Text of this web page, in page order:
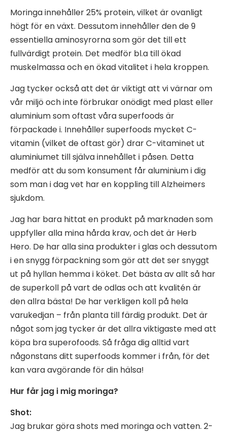
Moringa innehåller 25% protein, vilket är ovanligt
högt för en växt. Dessutom innehåller den de 9
essentiella aminosyrorna som gör det till ett
fullvärdigt protein. Det medför bl.a till ökad
muskelmassa och en ökad vitalitet i hela kroppen.
Jag tycker också att det är viktigt att vi värnar om
vår miljö och inte förbrukar onödigt med plast eller
aluminium som oftast våra superfoods är
förpackade i. Innehåller superfoods mycket C-
vitamin (vilket de oftast gör) drar C-vitaminet ut
aluminiumet till själva innehållet i påsen. Detta
medför att du som konsument får aluminium i dig
som man i dag vet har en koppling till Alzheimers
sjukdom.
Jag har bara hittat en produkt på marknaden som
uppfyller alla mina hårda krav, och det är Herb
Hero. De har alla sina produkter i glas och dessutom
i en snygg förpackning som gör att det ser snyggt
ut på hyllan hemma i köket. Det bästa av allt så har
de superkoll på vart de odlas och att kvalitén är
den allra bästa! De har verkligen koll på hela
varukedjan – från planta till färdig produkt. Det är
något som jag tycker är det allra viktigaste med att
köpa bra superofoods. Så fråga dig alltid vart
någonstans ditt superfoods kommer i från, för det
kan vara avgörande för din hälsa!
Hur får jag i mig moringa?
Shot:
Jag brukar göra shots med moringa och vatten. 2-